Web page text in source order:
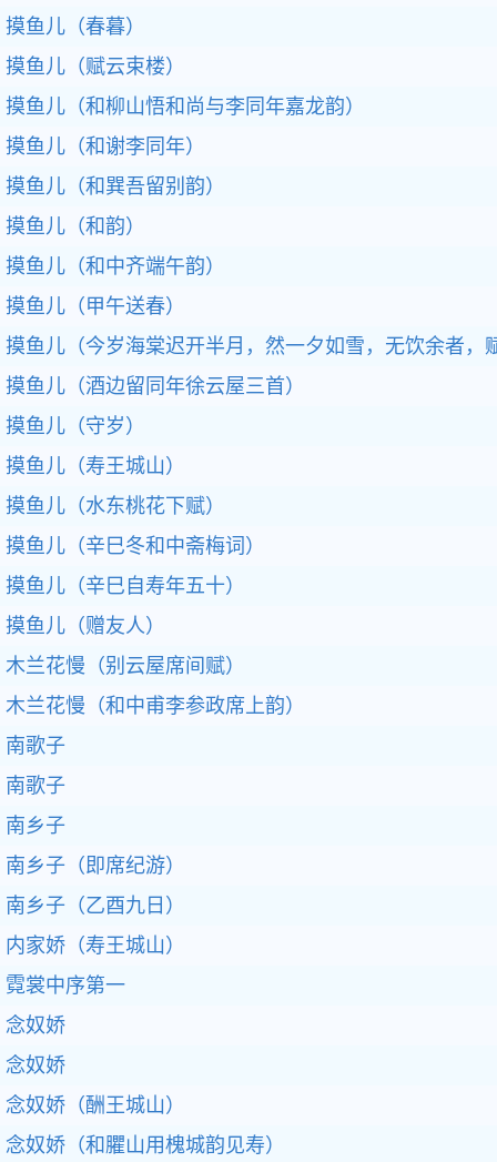
摸鱼儿（春暮）
摸鱼儿（赋云束楼）
摸鱼儿（和柳山悟和尚与李同年嘉龙韵）
摸鱼儿（和谢李同年）
摸鱼儿（和巽吾留别韵）
摸鱼儿（和韵）
摸鱼儿（和中齐端午韵）
摸鱼儿（甲午送春）
摸鱼儿（今岁海棠迟开半月，然一夕如雪，无饮余者，
摸鱼儿（酒边留同年徐云屋三首）
摸鱼儿（守岁）
摸鱼儿（寿王城山）
摸鱼儿（水东桃花下赋）
摸鱼儿（辛巳冬和中斋梅词）
摸鱼儿（辛巳自寿年五十）
摸鱼儿（赠友人）
木兰花慢（别云屋席间赋）
木兰花慢（和中甫李参政席上韵）
南歌子
南歌子
南乡子
南乡子（即席纪游）
南乡子（乙酉九日）
内家娇（寿王城山）
霓裳中序第一
念奴娇
念奴娇
念奴娇（酬王城山）
念奴娇（和臞山用槐城韵见寿）